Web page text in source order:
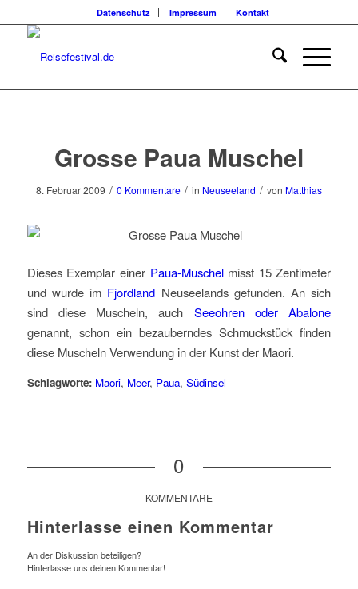
Datenschutz Impressum Kontakt
Grosse Paua Muschel
8. Februar 2009 / 0 Kommentare / in Neuseeland / von Matthias
Dieses Exemplar einer Paua-Muschelmisst 15 Zentimeter
und wurde im Fjordland Neuseelands gefunden. An sich
sind diese Muscheln, auch Seeohren oder Abalone
genannt, schon ein bezauberndes Schmuckstück finden
diese Muscheln Verwendung in der Kunst der Maori.
Schlagworte: Maori, Meer, Paua, Südinsel
0
KOMMENTARE
Hinterlasse einen Kommentar
An der Diskussion beteiligen?
Hinterlasse uns deinen Kommentar!